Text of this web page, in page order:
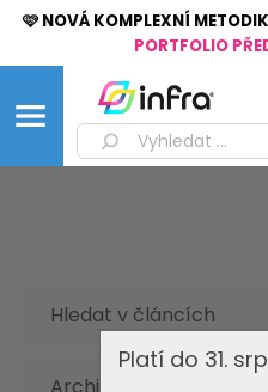
🩷 NOVÁ KOMPLEXNÍ
PORTFOLIO
Hledat v článcích
Platí do 31.